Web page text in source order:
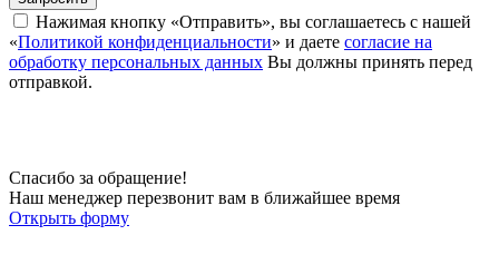
Нажимая кнопку «Отправить», вы соглашаетесь с нашей
«Политикой конфиденциальности» и даете согласие на
обработку персональных данных Вы должны принять перед
отправкой.
Спасибо за обращение!
Наш менеджер перезвонит вам в ближайшее время
Открыть форму